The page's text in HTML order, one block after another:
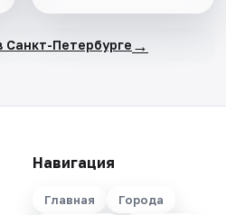
Санкт-Петербурге →
Навигация
Главная
Города